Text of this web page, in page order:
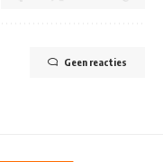
Geen reacties